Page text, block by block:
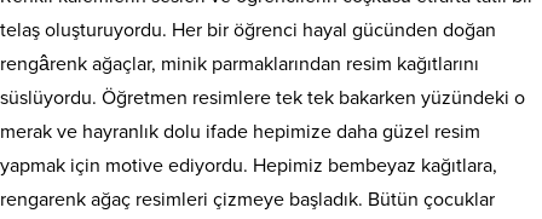
telaş oluşturuyordu. Her bir öğrenci hayal gücünden doğan
rengârenk ağaçlar, minik parmaklarından resim kağıtlarını
süslüyordu. Öğretmen resimlere tek tek bakarken yüzündeki o
merak ve hayranlık dolu ifade hepimize daha güzel resim
yapmak için motive ediyordu. Hepimiz bembeyaz kağıtlara,
rengarenk ağaç resimleri çizmeye başladık. Bütün çocuklar